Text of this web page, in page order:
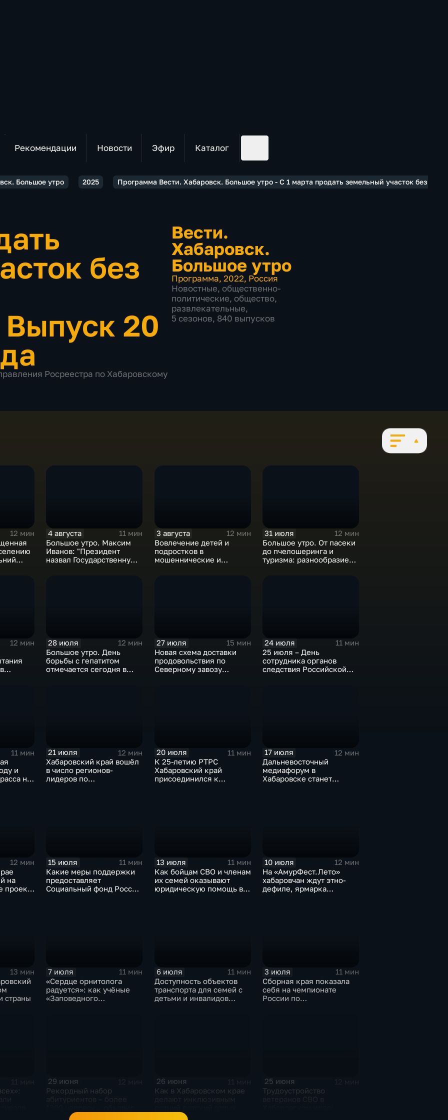
Рекомендации Новости Эфир Каталог
Большое утро 2025 Программа Вести. Хабаровск. Большое утро - С 1 марта продать земельный участок без
без
Выпуск 20
Росреестра по Хабаровскому
Вести.
Хабаровск.
Большое утро
Программа, 2022, Россия
Новостные, общественно-
политические, общество,
развлекательные,
5 сезонов, 840 выпусков
12 мин
4 августа
11 мин
Большое утро. Максим
Иванов: "Президент
назвал Государственную
3 августа
12 мин
Вовлечение детей и
подростков в
мошеннические и
31 июля
12 мин
Большое утро. От пасеки
до пчелошеринга и
туризма: разнообразие
12 мин 28 июля
12 мин
Большое утро. День
борьбы с гепатитом
отмечается сегодня в
27 июля
15 мин
Новая схема доставки
продовольствия по
Северному завозу
24 июля
11 мин
25 июля – День
сотрудника органов
следствия Российской
11 мин
и
на
21 июля
12 мин
Хабаровский край вошёл
в число регионов-
лидеров по
20 июля
11 мин
К 25-летию РТРС
Хабаровский край
присоединился к
17 июля
12 мин
Дальневосточный
медиафорум в
Хабаровске станет
12 мин
на
проект
15 июля
11 мин
Какие меры поддержки
предоставляет
Социальный фонд России
13 июля
11 мин
Как бойцам СВО и членам
их семей оказывают
юридическую помощь в
10 июля
12 мин
На «АмурФест.Лето»
хабаровчан ждут этно-
дефиле, ярмарка
13 мин
страны
7 июля
11 мин
«Сердце орнитолога
радуется»: как учёные
«Заповедного
6 июля
11 мин
Доступность объектов
транспорта для семей с
детьми и инвалидов
3 июля
11 мин
Сборная края показала
себя на чемпионате
России по
29 июня
Рекордный набор
в Хабаровском
26 июня
Как в Хабаровском крае
25 июня
Трудоустройство